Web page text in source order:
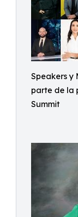
Speakers y
parte de la
Summit